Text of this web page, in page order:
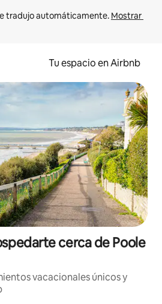
tradujo automáticamente. Mostrar
Tu espacio en Airbnb
cerca de Poole
vacacionales únicos y